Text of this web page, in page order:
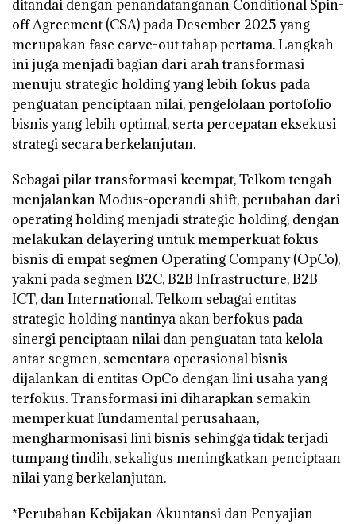
ditandai dengan penandatanganan Conditional Spin-
off Agreement (CSA) pada Desember 2025 yang
merupakan fase carve-out tahap pertama. Langkah
ini juga menjadi bagian dari arah transformasi
menuju strategic holding yang lebih fokus pada
penguatan penciptaan nilai, pengelolaan portofolio
bisnis yang lebih optimal, serta percepatan eksekusi
strategi secara berkelanjutan.
Sebagai pilar transformasi keempat, Telkom tengah
menjalankan Modus-operandi shift, perubahan dari
operating holding menjadi strategic holding, dengan
melakukan delayering untuk memperkuat fokus
bisnis di empat segmen Operating Company (OpCo),
yakni pada segmen B2C, B2B Infrastructure, B2B
ICT, dan International. Telkom sebagai entitas
strategic holding nantinya akan berfokus pada
sinergi penciptaan nilai dan penguatan tata kelola
antar segmen, sementara operasional bisnis
dijalankan di entitas OpCo dengan lini usaha yang
terfokus. Transformasi ini diharapkan semakin
memperkuat fundamental perusahaan,
mengharmonisasi lini bisnis sehingga tidak terjadi
tumpang tindih, sekaligus meningkatkan penciptaan
nilai yang berkelanjutan.
*Perubahan Kebijakan Akuntansi dan Penyajian